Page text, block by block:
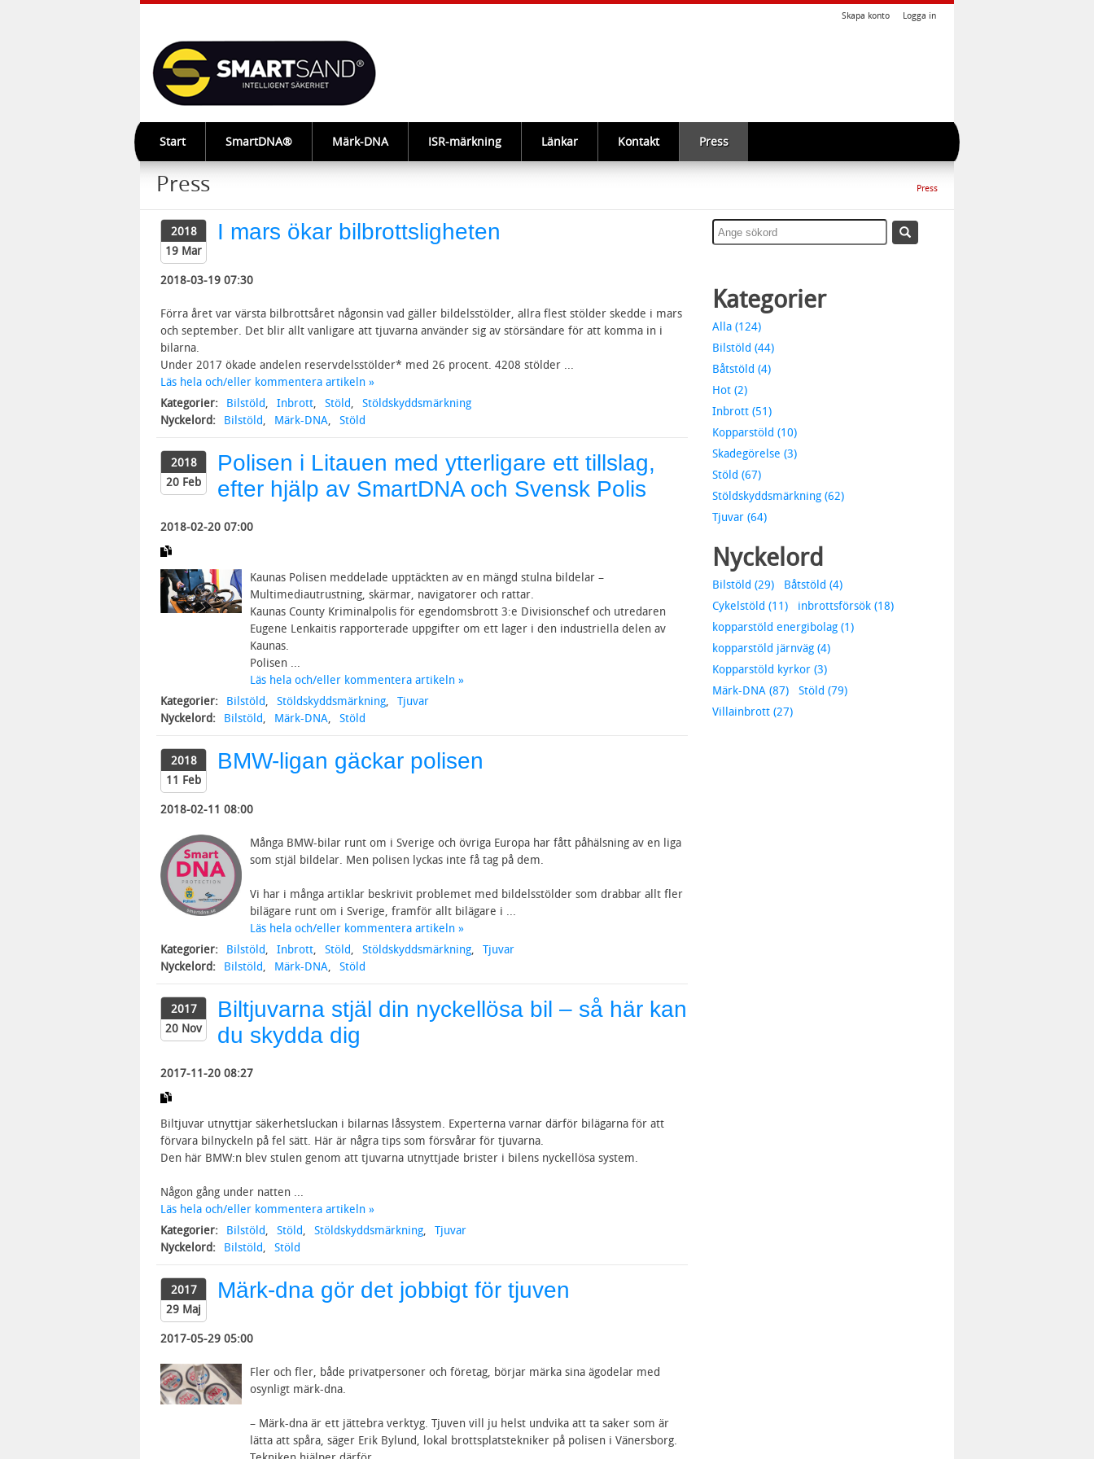
Skapa konto Logga in
Start SmartDNA® Märk-DNA ISR-märkning Länkar Kontakt Press
Press Press
2018
19 Mar
I mars ökar bilbrottsligheten
2018-03-19 07:30
Förra året var värsta bilbrottsåret någonsin vad gäller bildelsstölder, allra flest stölder skedde i mars
och september. Det blir allt vanligare att tjuvarna använder sig av störsändare för att komma in i
bilarna.
Under 2017 ökade andelen reservdelsstölder* med 26 procent. 4208 stölder ...
Läs hela och/eller kommentera artikeln »
Kategorier:
Bilstöld, Inbrott, Stöld,
Stöldskyddsmärkning
Nyckelord:
Bilstöld, Märk-DNA, Stöld
2018
20 Feb
Polisen i Litauen med ytterligare ett tillslag,
efter hjälp av SmartDNA och Svensk Polis
2018-02-20 07:00
Kaunas Polisen meddelade upptäckten av en mängd stulna bildelar –
Multimediautrustning, skärmar, navigatorer och rattar.
Kaunas County Kriminalpolis för egendomsbrott 3:e Divisionschef och utredaren
Eugene Lenkaitis rapporterade uppgifter om ett lager i den industriella delen av
Kaunas.
Polisen ...
Läs hela och/eller kommentera artikeln »
Kategorier:
Bilstöld, Stöldskyddsmärkning,
Tjuvar
Nyckelord:
Bilstöld, Märk-DNA, Stöld
2018
11 Feb
BMW-ligan gäckar polisen
2018-02-11 08:00
Många BMW-bilar runt om i Sverige och övriga Europa har fått påhälsning av en liga
som stjäl bildelar. Men polisen lyckas inte få tag på dem.
Vi har i många artiklar beskrivit problemet med bildelsstölder som drabbar allt fler
bilägare runt om i Sverige, framför allt bilägare i ...
Läs hela och/eller kommentera artikeln »
Kategorier:
Bilstöld, Inbrott, Stöld, Stöldskyddsmärkning,
Tjuvar
Nyckelord:
Bilstöld, Märk-DNA, Stöld
2017
20 Nov
Biltjuvarna stjäl din nyckellösa bil – så här kan
du skydda dig
2017-11-20 08:27
Biltjuvar utnyttjar säkerhetsluckan i bilarnas låssystem. Experterna varnar därför bilägarna för att
förvara bilnyckeln på fel sätt. Här är några tips som försvårar för tjuvarna.
Den här BMW:n blev stulen genom att tjuvarna utnyttjade brister i bilens nyckellösa system.
Någon gång under natten ...
Läs hela och/eller kommentera artikeln »
Kategorier:
Bilstöld, Stöld, Stöldskyddsmärkning,
Tjuvar
Nyckelord:
Bilstöld, Stöld
2017
29 Maj
Märk-dna gör det jobbigt för tjuven
2017-05-29 05:00
Fler och fler, både privatpersoner och företag, börjar märka sina ägodelar med
osynligt märk-dna.
– Märk-dna är ett jättebra verktyg. Tjuven vill ju helst undvika att ta saker som är
lätta att spåra, säger Erik Bylund, lokal brottsplatstekniker på polisen i Vänersborg.
Kategorier
Alla (124)
Bilstöld (44)
Båtstöld (4)
Hot (2)
Inbrott (51)
Kopparstöld (10)
Skadegörelse (3)
Stöld (67)
Stöldskyddsmärkning (62)
Tjuvar (64)
Nyckelord
Bilstöld (29)
Båtstöld (4)
Cykelstöld (11)
inbrottsförsök (18)
kopparstöld energibolag (1)
kopparstöld järnväg (4)
Kopparstöld kyrkor (3)
Märk-DNA (87)
Stöld (79)
Villainbrott (27)